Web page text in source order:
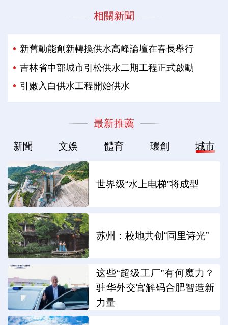
相關新聞
新舊動能創新轉換供水高峰論壇在春長舉行
吉林省中部城市引松供水二期工程正式啟動
引嫩入白供水工程開始供水
最新推薦
新聞 文娛 體育 環創 城市
世界级“水上电梯”将成型
苏州：校地共创“同里诗光”
这些“超级工厂”有何魔力？
驻华外交官解码合肥智造新
力量